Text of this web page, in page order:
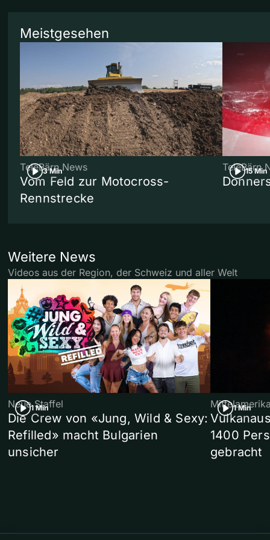
Meistgesehen
3 Min
TeleBärn News
Vom Feld zur Motocross-
Rennstrecke
15 Min
TeleBärn
Weitere News
Videos aus der Region, der Schweiz und aller Welt
1 Min
Neue Staffel
Die Crew von «Jung, Wild & Sexy:
Refilled» macht Bulgarien
unsicher
1 Min
1400
gebracht